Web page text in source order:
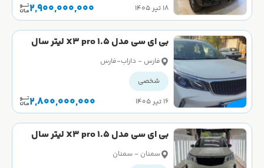
۱۸ تیر ۱۴۰۵
2,900,000,000
بی ای سی مدل X3 pro 1.5 لیتر سال
1404 کارکردهفارس - داراب-فارس
شخصی
۱۶ تیر ۱۴۰۵
2,800,000,000
بی ای سی مدل X3 pro 1.5 لیتر سال
1403 کارکرده
سمنان - سمنان